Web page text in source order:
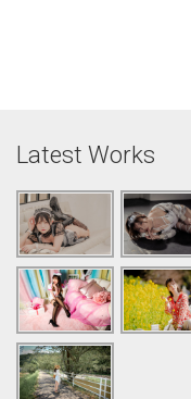
Latest Works